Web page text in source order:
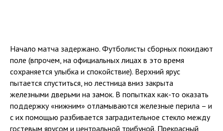
Начало матча задержано. Футболисты сборных покидают
поле (впрочем, на официальных лицах в это время
сохраняется улыбка и спокойствие). Верхний ярус
пытается спуститься, но лестница вниз закрыта
железными дверьми на замок. В попытках как-то оказать
поддержку «нижним» отламываются железные перила – и
с их помощью разбивается заградительное стекло между
гостевым ярусом и центральной трибуной. Прекрасный